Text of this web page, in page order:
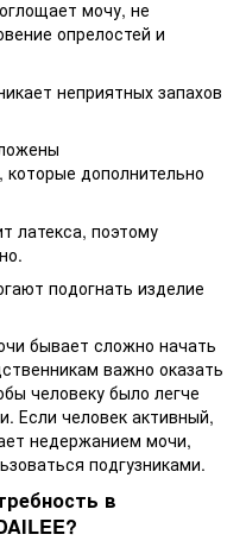
мочу, не
опрелостей и
неприятных запахов
дополнительно
латекса, поэтому
подогнать изделие
бывает сложно начать
важно оказать
человеку было легче
Если человек активный,
недержанием мочи,
подгузниками.
в